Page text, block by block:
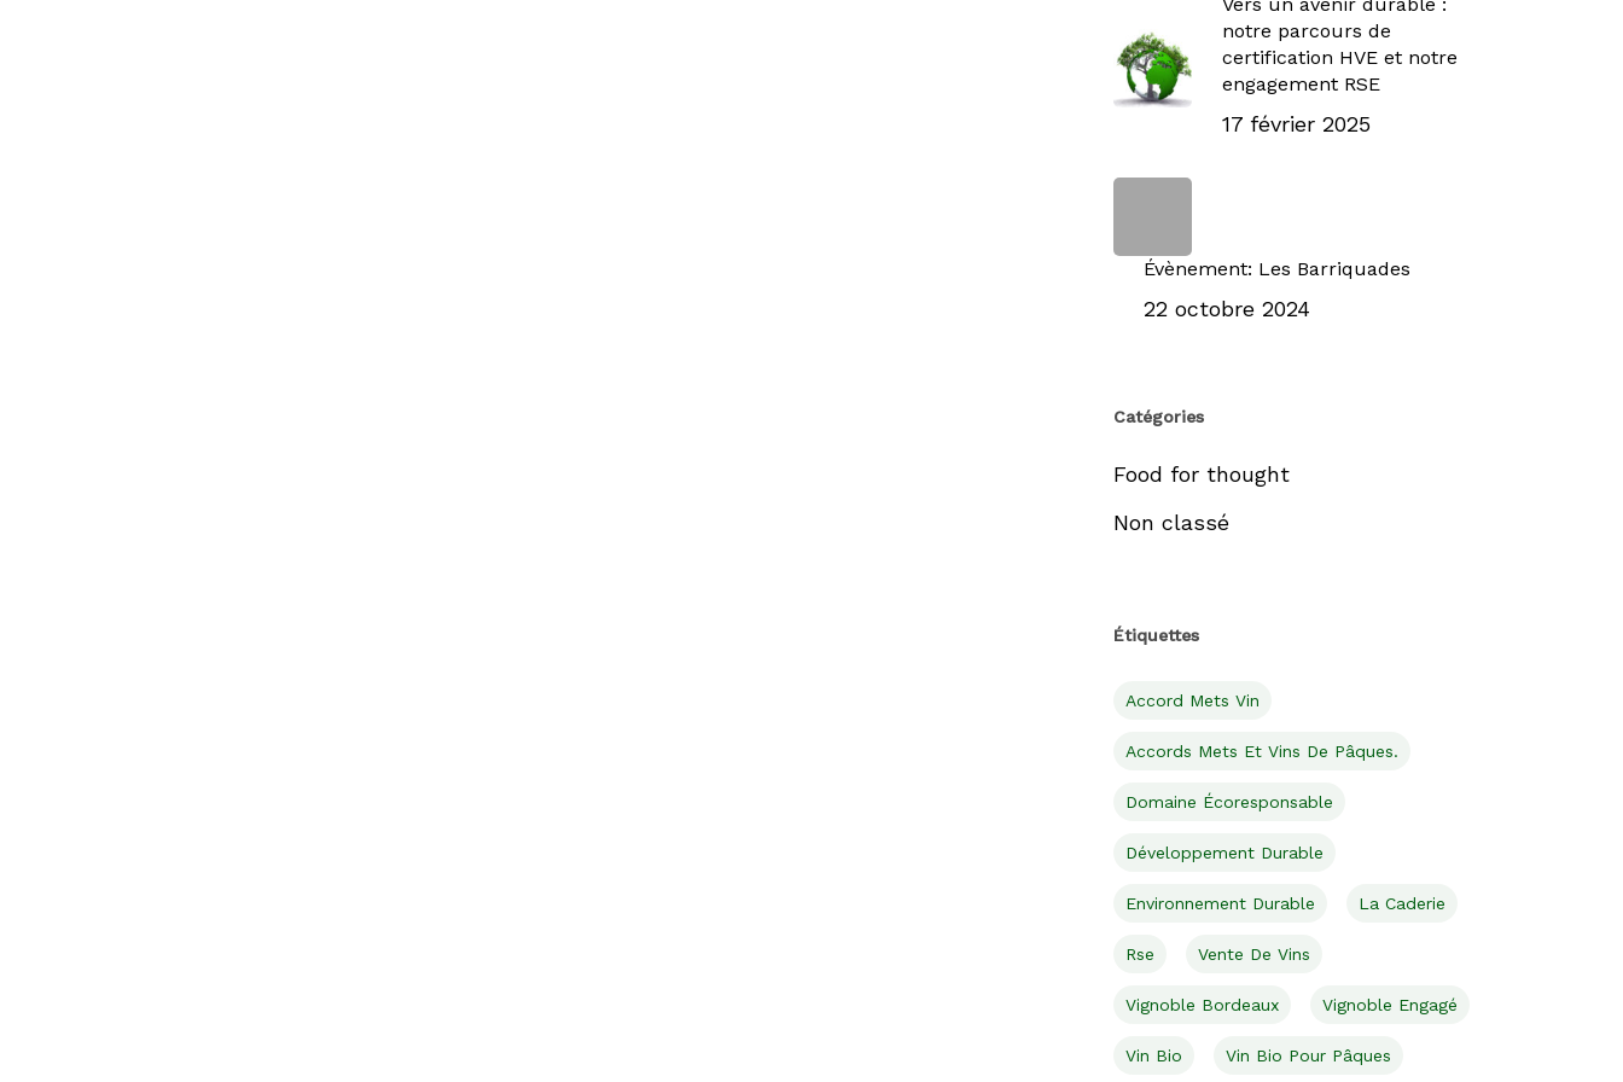
notre parcours de
certification HVE et notre
engagement RSE
17 février 2025
Évènement: Les Barriquades
22 octobre 2024
Catégories
Food for thought
Non classé
Étiquettes
Accord Mets Vin
Accords Mets Et Vins De Pâques.
Domaine Écoresponsable
Développement Durable
Environnement Durable La Caderie
Rse Vente De Vins
Vignoble Bordeaux Vignoble Engagé
Vin Bio Vin Bio Pour Pâques